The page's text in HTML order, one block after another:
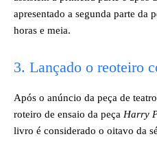
apresentado a segunda parte da
horas e meia.
3. Lançado o reoteiro
Após o anúncio da peça de
roteiro de ensaio da peça Harry
livro é considerado o oitavo da